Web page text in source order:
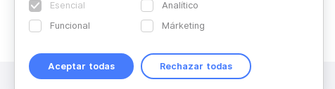
Esencial
Analítico
Funcional
Márketing
Aceptar todas Rechazar todas